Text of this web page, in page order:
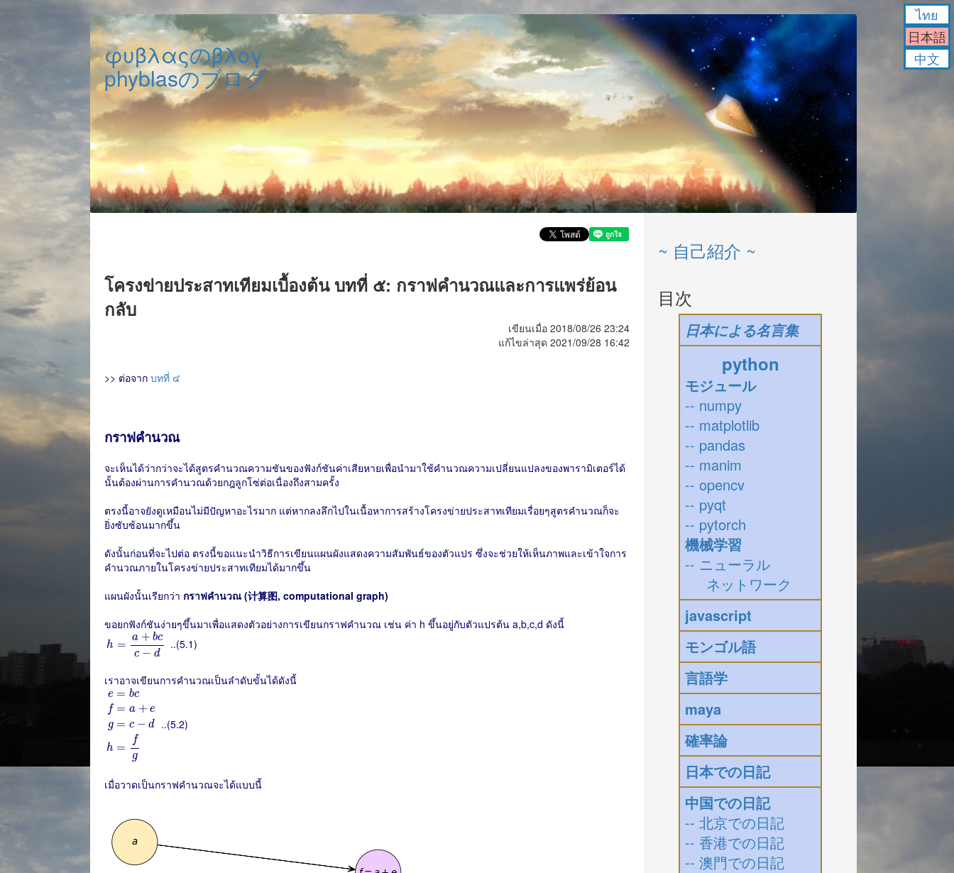
φυβλαςのβλογ
phyblasのブログ
โครงข่ายประสาทเทียมเบื้องต้น บทที่ ๕: กราฟคำนวณและการแพร่ย้อน
กลับ
เขียนเมื่อ 2018/08/26 23:24
แก้ไขล่าสุด 2021/09/28 16:42
>> ต่อจาก บทที่ ๔
กราฟคำนวณ
จะเห็นได้ว่ากว่าจะได้สูตรคำนวณความชันของฟังก์ชันค่าเสียหายเพื่อนำมาใช้คำนวณความเปลี่ยนแปลงของพารามิเตอร์ได้
นั้นต้องผ่านการคำนวณด้วยกฎลูกโซ่ต่อเนื่องถึงสามครั้ง
ตรงนี้อาจยังดูเหมือนไม่มีปัญหาอะไรมาก แต่หากลงลึกไปในเนื้อหาการสร้างโครงข่ายประสาทเทียมเรื่อยๆสูตรคำนวณก็จะ
ยิ่งซับซ้อนมากขึ้น
ดังนั้นก่อนที่จะไปต่อ ตรงนี้ขอแนะนำวิธีการเขียนแผนผังแสดงความสัมพันธ์ของตัวแปร ซึ่งจะช่วยให้เห็นภาพและเข้าใจการ
คำนวณภายในโครงข่ายประสาทเทียมได้มากขึ้น
แผนผังนั้นเรียกว่า กราฟคำนวณ (计算图, computational graph)
ขอยกฟังก์ชันง่ายๆขึ้นมาเพื่อแสดงตัวอย่างการเขียนกราฟคำนวณ เช่น ค่า h ขึ้นอยู่กับตัวแปรต้น a,b,c,d ดังนี้
h =
a + bc
c − d
h=a+bcc−d
..(5.1)
เราอาจเขียนการคำนวณเป็นลำดับขั้นได้ดังนี้
e = bc
f = a + e
g = c − d
h =
f
g
e=bcf=a+eg =c− dh=fg
..(5.2)
เมื่อวาดเป็นกราฟคำนวณจะได้แบบนี้
~ 自己紹介 ~
目次
日本による名言集
python
モジュール
-- numpy
-- matplotlib
-- pandas
-- manim
-- opencv
-- pyqt
-- pytorch
機械学習
-- ニューラル
ネットワーク
javascript
モンゴル語
言語学
maya
確率論
日本での日記
中国での日記
-- 北京での日記
-- 香港での日記
-- 澳門での日記
ไทย
日本語
中文